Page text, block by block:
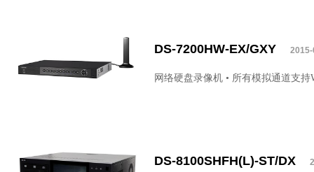
DS-7200HW-EX/GXY
网络硬盘录像机 • 所有模拟通道支
DS-8100SHFH(L)-ST/DX